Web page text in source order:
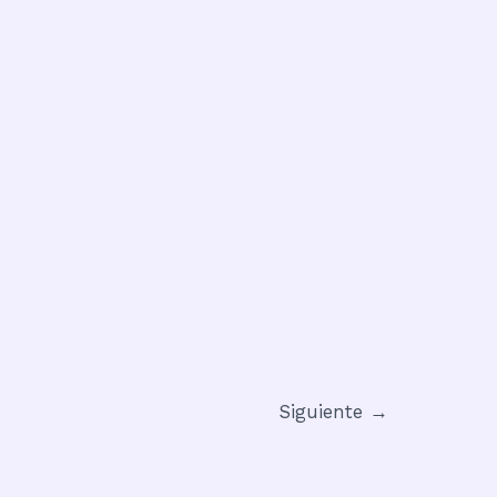
Siguiente →